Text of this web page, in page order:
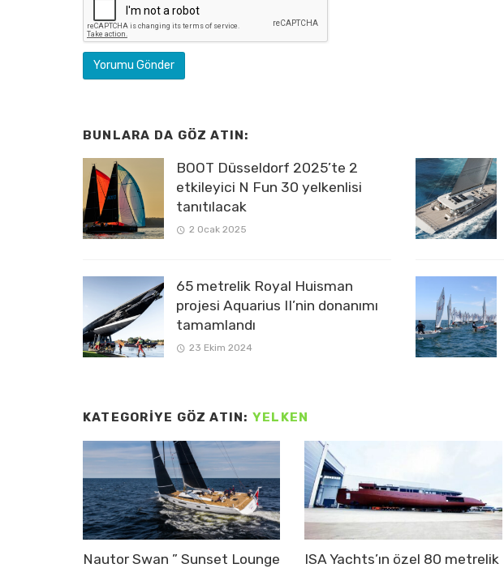
BUNLARA DA GÖZ ATIN:
BOOT Düsseldorf 2025’te 2
etkileyici N Fun 30 yelkenlisi
tanıtılacak
2 Ocak 2025
65 metrelik Royal Huisman
projesi Aquarius II’nin donanımı
tamamlandı
23 Ekim 2024
KATEGORIYE GÖZ ATIN: YELKEN
Nautor Swan ” Sunset Lounge
ISA Yachts’ın özel 80 metrelik